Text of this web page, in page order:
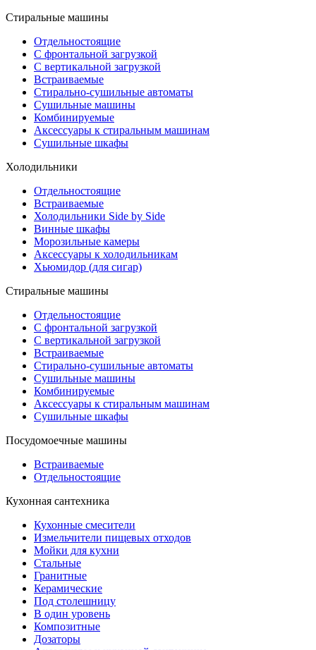
Стиральные машины
Отдельностоящие
С фронтальной загрузкой
С вертикальной загрузкой
Встраиваемые
Стирально-сушильные автоматы
Сушильные машины
Комбинируемые
Аксессуары к стиральным машинам
Сушильные шкафы
Холодильники
Отдельностоящие
Встраиваемые
Холодильники Side by Side
Винные шкафы
Морозильные камеры
Аксессуары к холодильникам
Хьюмидор (для сигар)
Стиральные машины
Отдельностоящие
С фронтальной загрузкой
С вертикальной загрузкой
Встраиваемые
Стирально-сушильные автоматы
Сушильные машины
Комбинируемые
Аксессуары к стиральным машинам
Сушильные шкафы
Посудомоечные машины
Встраиваемые
Отдельностоящие
Кухонная сантехника
Кухонные смесители
Измельчители пищевых отходов
Мойки для кухни
Стальные
Гранитные
Керамические
Под столешницу
В один уровень
Композитные
Дозаторы